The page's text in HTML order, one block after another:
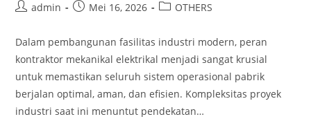
admin Mei 16, 2026 OTHERS
Dalam pembangunan fasilitas industri modern, peran
kontraktor mekanikal elektrikal menjadi sangat krusial
untuk memastikan seluruh sistem operasional pabrik
berjalan optimal, aman, dan efisien. Kompleksitas proyek
industri saat ini menuntut pendekatan…